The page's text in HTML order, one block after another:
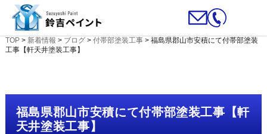
TOP> 新着情報 > ブログ> 付帯部塗装工事> 福島県郡山市安積にて付帯部塗装
工事【軒天井塗装工事】
福島県郡山市安積にて付帯部塗装工事【軒
天井塗装工事】